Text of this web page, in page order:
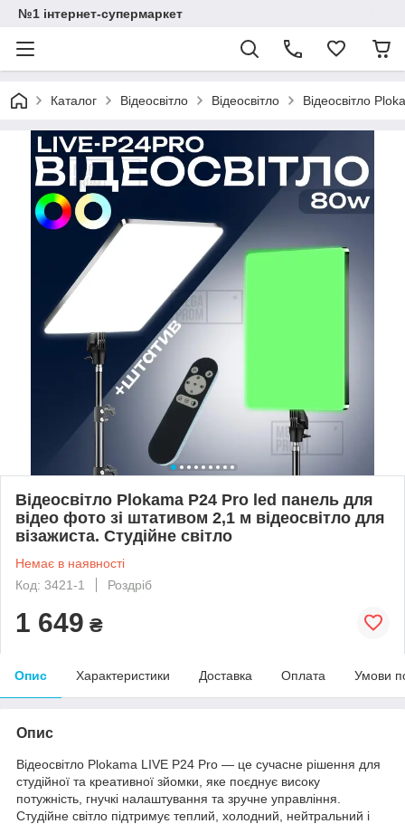
№1 інтернет-супермаркет
Каталог Відеосвітло Відеосвітло Відеосвітло
Відеосвітло Plokama P24 Pro led панель для
відео фото зі штативом 2,1 м відеосвітло для
візажиста. Студійне світло
Немає в наявності
Код: 3421-1
Роздріб
1 649 ₴
Опис Характеристики Доставка Оплата Умови
Опис
Відеосвітло Plokama LIVE P24 Pro — це сучасне рішення для
студійної та креативної зйомки, яке поєднує високу
потужність, гнучкі налаштування та зручне управління.
Студійне світло підтримує теплий, холодний, нейтральний і